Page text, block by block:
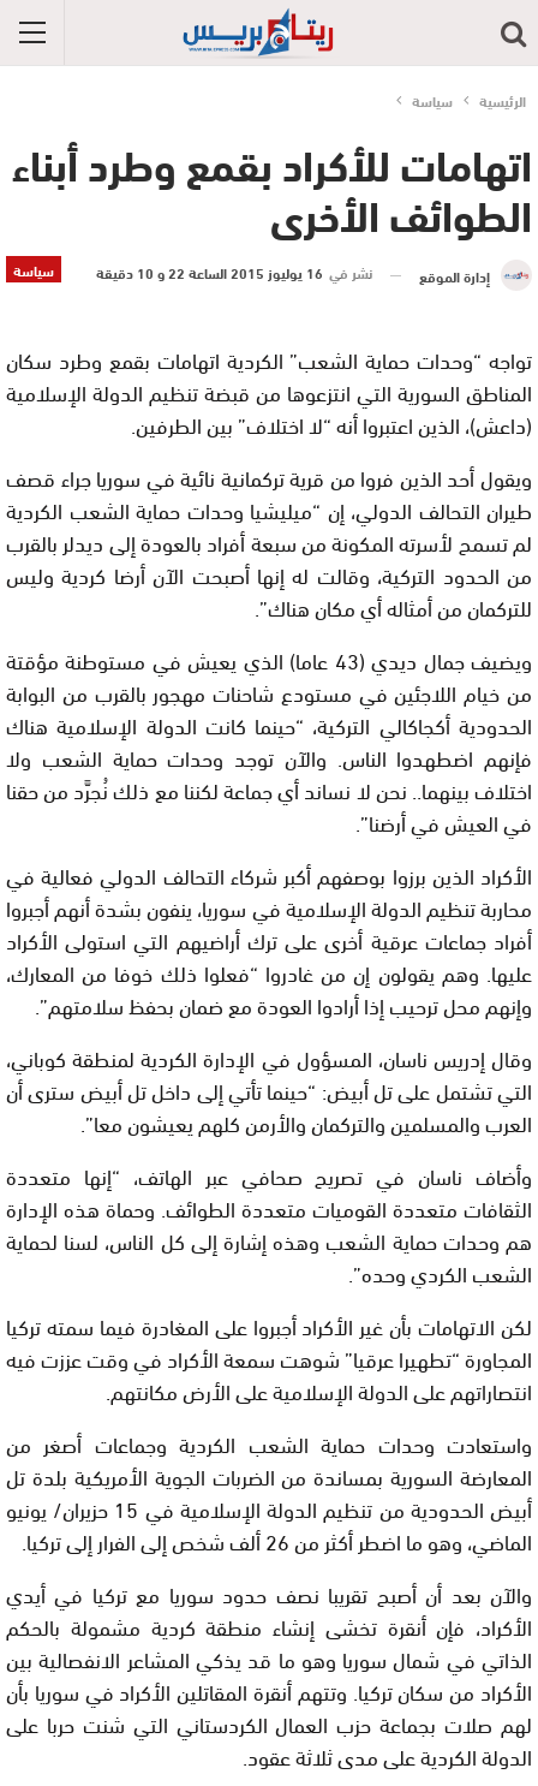
الرئيسية سياسة
اتهامات للأكراد بقمع وطرد أبناء
الطوائف الأخرى
سياسة إدارة الموقع نشر في 16 يوليوز 2015 الساعة 22 و 10 دقيقة
تواجه “وحدات حماية الشعب” الكردية اتهامات بقمع وطرد سكان
المناطق السورية التي انتزعوها من قبضة تنظيم الدولة الإسلامية
(داعش)، الذين اعتبروا أنه “لا اختلاف” بين الطرفين.
ويقول أحد الذين فروا من قرية تركمانية نائية في سوريا جراء قصف
طيران التحالف الدولي، إن “ميليشيا وحدات حماية الشعب الكردية
لم تسمح لأسرته المكونة من سبعة أفراد بالعودة إلى ديدلر بالقرب
من الحدود التركية، وقالت له إنها أصبحت الآن أرضا كردية وليس
للتركمان من أمثاله أي مكان هناك”.
ويضيف جمال ديدي (43 عاما) الذي يعيش في مستوطنة مؤقتة
من خيام اللاجئين في مستودع شاحنات مهجور بالقرب من البوابة
الحدودية أكجاكالي التركية، “حينما كانت الدولة الإسلامية هناك
فإنهم اضطهدوا الناس. والآن توجد وحدات حماية الشعب ولا
اختلاف بينهما.. نحن لا نساند أي جماعة لكننا مع ذلك نُجرَّد من حقنا
في العيش في أرضنا”.
الأكراد الذين برزوا بوصفهم أكبر شركاء التحالف الدولي فعالية في
محاربة تنظيم الدولة الإسلامية في سوريا، ينفون بشدة أنهم أجبروا
أفراد جماعات عرقية أخرى على ترك أراضيهم التي استولى الأكراد
عليها. وهم يقولون إن من غادروا “فعلوا ذلك خوفا من المعارك،
وإنهم محل ترحيب إذا أرادوا العودة مع ضمان بحفظ سلامتهم”.
وقال إدريس ناسان، المسؤول في الإدارة الكردية لمنطقة كوباني،
التي تشتمل على تل أبيض: “حينما تأتي إلى داخل تل أبيض سترى أن
العرب والمسلمين والتركمان والأرمن كلهم يعيشون معا”.
وأضاف ناسان في تصريح صحافي عبر الهاتف، “إنها متعددة
الثقافات متعددة القوميات متعددة الطوائف. وحماة هذه الإدارة
هم وحدات حماية الشعب وهذه إشارة إلى كل الناس، لسنا لحماية
الشعب الكردي وحده”.
لكن الاتهامات بأن غير الأكراد أجبروا على المغادرة فيما سمته تركيا
المجاورة “تطهيرا عرقيا” شوهت سمعة الأكراد في وقت عززت فيه
انتصاراتهم على الدولة الإسلامية على الأرض مكانتهم.
واستعادت وحدات حماية الشعب الكردية وجماعات أصغر من
المعارضة السورية بمساندة من الضربات الجوية الأمريكية بلدة تل
أبيض الحدودية من تنظيم الدولة الإسلامية في 15 حزيران/ يونيو
الماضي، وهو ما اضطر أكثر من 26 ألف شخص إلى الفرار إلى تركيا.
والآن بعد أن أصبح تقريبا نصف حدود سوريا مع تركيا في أيدي
الأكراد، فإن أنقرة تخشى إنشاء منطقة كردية مشمولة بالحكم
الذاتي في شمال سوريا وهو ما قد يذكي المشاعر الانفصالية بين
الأكراد من سكان تركيا. وتتهم أنقرة المقاتلين الأكراد في سوريا بأن
لهم صلات بجماعة حزب العمال الكردستاني التي شنت حربا على
الدولة الكردية على مدى ثلاثة عقود.